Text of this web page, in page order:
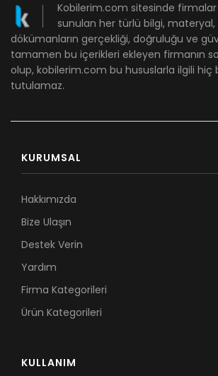
Kobilerim.com sitesinde
sunulan her türlü bilgi,
dökümanların gerçekliği, doğruluğu ve
tamamen bu içerikleri ekleyen firmanın
olup, kobilerim.com bu hususlarla ilgili hiç
tutulamaz.
KURUMSAL
Hakkımızda
Bize Ulaşın
Destek Verin
Yardım
Firma Kategorileri
Ürün Kategorileri
KULLANIM